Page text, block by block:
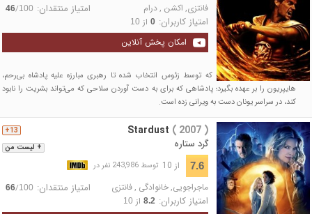
فانتزی, اکشن , درام امتیاز منتقدان: 46/100
امتیاز کاربران: 0از 10
امکان پخش آنلاین
تسیوس مردی فانی است که توسط زئوس انتخاب شده تا رهبری مبارزه علیه پادشاه بی‌رحم،
هایپریون را بر عهده بگیرد؛ پادشاهی که برای به دست آوردن سلاحی که می‌تواند بشریت را نابود
کند، در سراسر یونان دست به ویرانی زده است.
+ لیست من
13+ Stardust ( 2007 )
گرد ستاره
7.6 از 10 توسط 243,986 نفر در
ماجراجویی,خانوادگی ,فانتزی امتیاز منتقدان: 66/100
امتیاز کاربران: 8.2از 10